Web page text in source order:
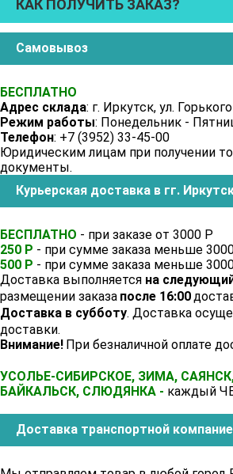
КАК ПОЛУЧИТЬ ЗАКАЗ?
Самовывоз
БЕСПЛАТНО
Адрес склада: г. Иркутск, ул.
Режим работы: Понедельник -
Телефон: +7 (3952) 33-45-00
Юридическим лицам при получении
документы.
Курьерская доставка в гг.
БЕСПЛАТНО - при заказе от 3000 Р
250 Р - при сумме заказа меньше
500 Р - при сумме заказа меньше
Доставка выполняется на
размещении заказа после 16:00
Доставка в субботу. Доставка
доставки.
Внимание! При безналичной оплате
УСОЛЬЕ-СИБИРСКОЕ, ЗИМА,
БАЙКАЛЬСК, СЛЮДЯНКА - каждый
Доставка транспортной